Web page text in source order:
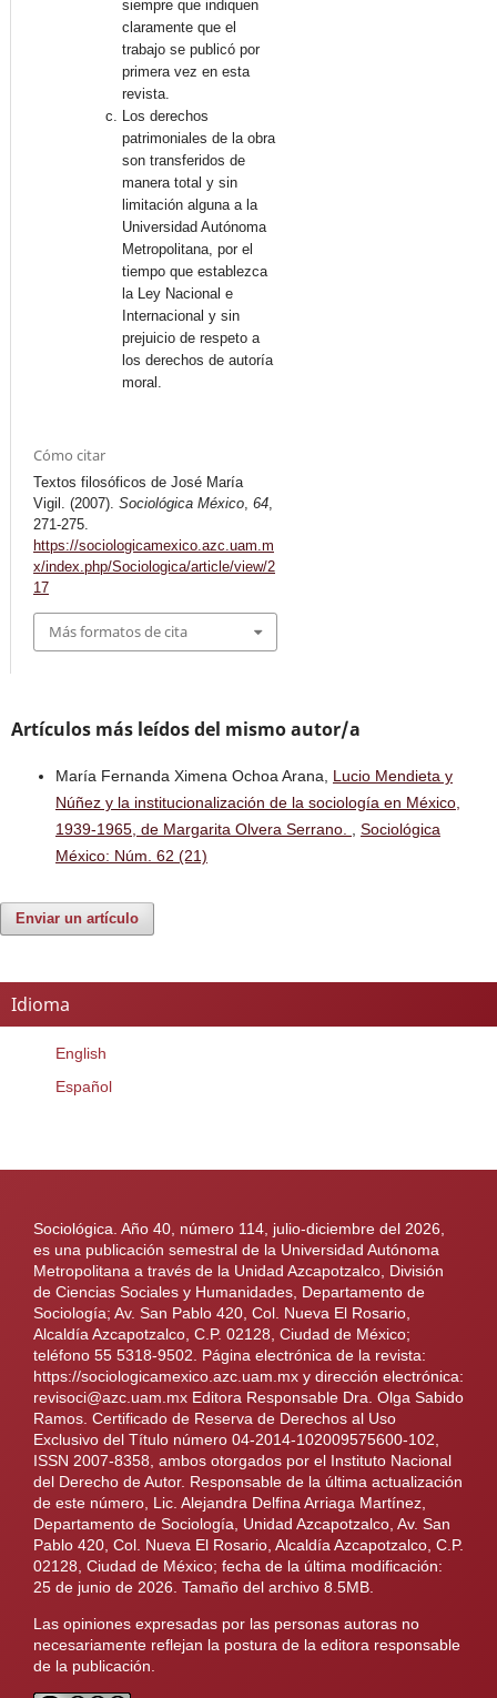
siempre que indiquen
claramente que el
trabajo se publicó por
primera vez en esta
revista.
Los derechos
patrimoniales de la obra
son transferidos de
manera total y sin
limitación alguna a la
Universidad Autónoma
Metropolitana, por el
tiempo que establezca
la Ley Nacional e
Internacional y sin
prejuicio de respeto a
los derechos de autoría
moral.
Cómo citar
Textos filosóficos de José María
Vigil. (2007). Sociológica México 64
271-275.
https://sociologicamexico.azc.uam.m
x/index.php/Sociologica/article/view/2
17
Más formatos de cita
Artículos más leídos del mismo autor/a
María Fernanda Ximena Ochoa Arana, Lucio Mendieta y
Núñez y la institucionalización de la sociología en México,
1939-1965, de Margarita Olvera Serrano.
Sociológica
México: Núm. 62 (21)
Enviar un artículo
Idioma
English
Español
Sociológica. Año 40, número 114, julio-diciembre del 2026,
es una publicación semestral de la Universidad Autónoma
Metropolitana a través de la Unidad Azcapotzalco, División
de Ciencias Sociales y Humanidades, Departamento de
Sociología; Av. San Pablo 420, Col. Nueva El Rosario,
Alcaldía Azcapotzalco, C.P. 02128, Ciudad de México;
teléfono 55 5318-9502. Página electrónica de la revista:
https://sociologicamexico.azc.uam.mx y dirección electrónica:
revisoci@azc.uam.mx Editora Responsable Dra. Olga Sabido
Ramos. Certificado de Reserva de Derechos al Uso
Exclusivo del Título número 04-2014-102009575600-102,
ISSN 2007-8358, ambos otorgados por el Instituto Nacional
del Derecho de Autor. Responsable de la última actualización
de este número, Lic. Alejandra Delfina Arriaga Martínez,
Departamento de Sociología, Unidad Azcapotzalco, Av. San
Pablo 420, Col. Nueva El Rosario, Alcaldía Azcapotzalco, C.P.
02128, Ciudad de México; fecha de la última modificación:
25 de junio de 2026. Tamaño del archivo 8.5MB.
Las opiniones expresadas por las personas autoras no
necesariamente reflejan la postura de la editora responsable
de la publicación.